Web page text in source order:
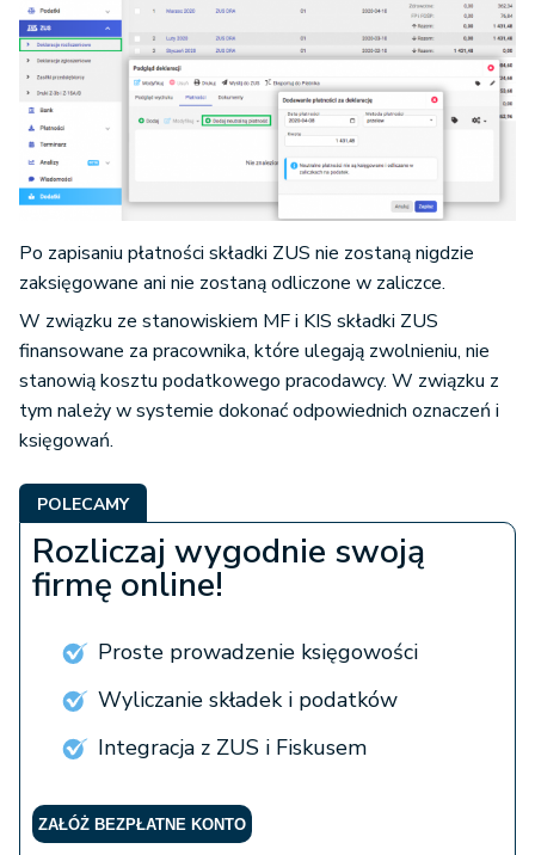
Po zapisaniu płatności składki ZUS nie zostaną nigdzie
zaksięgowane ani nie zostaną odliczone w zaliczce.
W związku ze stanowiskiem MF i KIS składki ZUS
finansowane za pracownika, które ulegają zwolnieniu, nie
stanowią kosztu podatkowego pracodawcy. W związku z
tym należy w systemie dokonać odpowiednich oznaczeń i
księgowań.
POLECAMY
Rozliczaj wygodnie swoją
firmę online!
Proste prowadzenie księgowości
Wyliczanie składek i podatków
Integracja z ZUS i Fiskusem
ZAŁÓŻ BEZPŁATNE KONTO